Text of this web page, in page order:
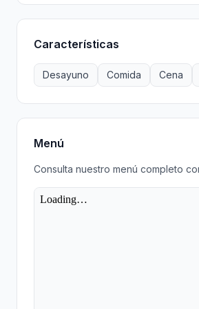
Características
Desayuno Comida Cena
Menú
Consulta nuestro menú completo